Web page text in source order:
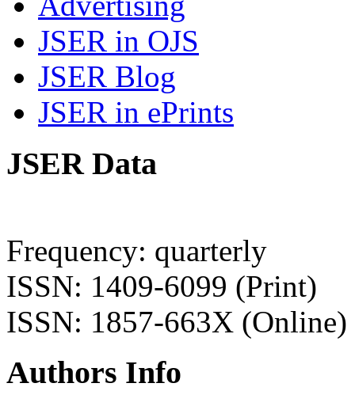
JSER in OJS
JSER Blog
JSER in ePrints
JSER Data
Frequency: quarterly
ISSN: 1409-6099 (Print)
ISSN: 1857-663X (Online)
Authors Info